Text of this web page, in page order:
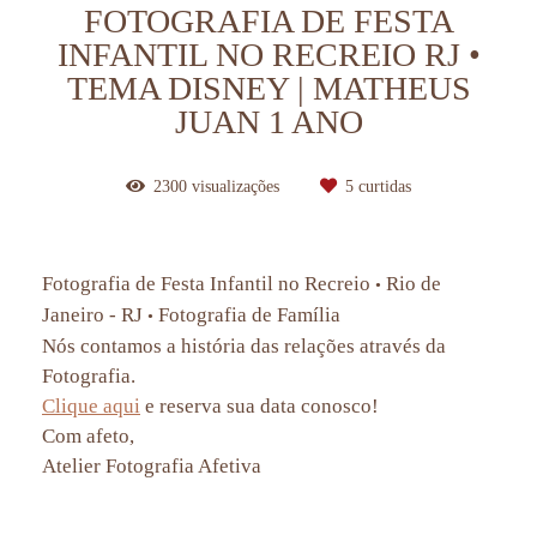
FOTOGRAFIA DE FESTA
INFANTIL NO RECREIO RJ •
TEMA DISNEY | MATHEUS
JUAN 1 ANO
2300 visualizações 5 curtidas
Fotografia de Festa Infantil no Recreio • Rio de
Janeiro - RJ • Fotografia de Família
Nós contamos a história das relações através da
Fotografia.
Clique aqui e reserva sua data conosco!
Com afeto,
Atelier Fotografia Afetiva